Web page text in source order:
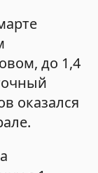
до 1,4
оказался